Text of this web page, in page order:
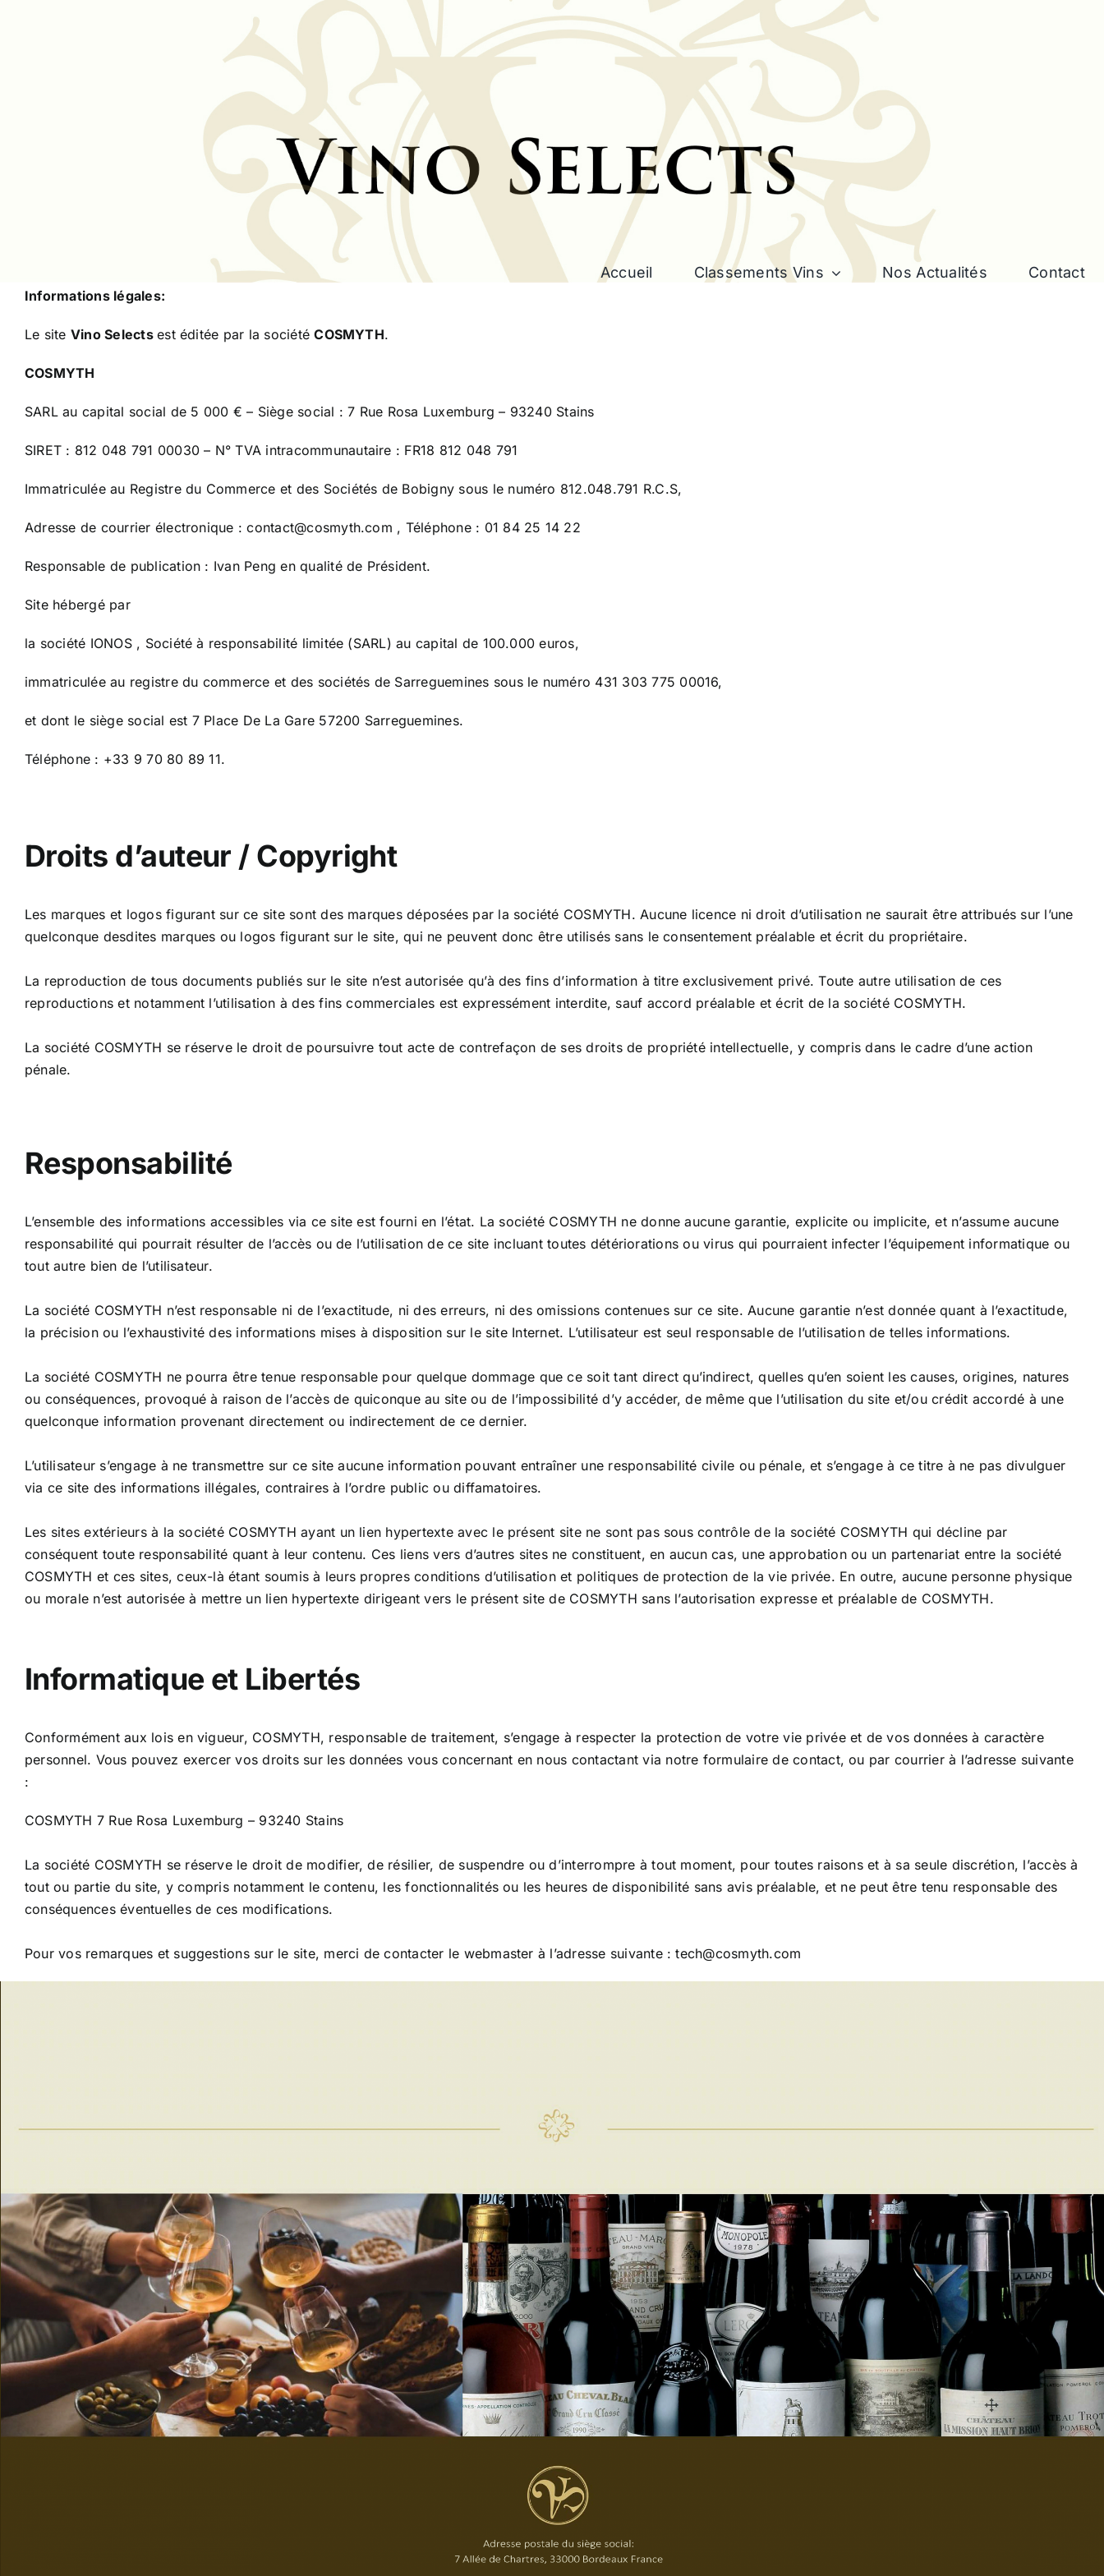
Accueil Classements Vins Nos Actualités Contact
Informations légales:
Le site Vino Selectsest éditée par la sociétéCOSMYTH.
COSMYTH
SARL au capital social de 5 000 € – Siège social : 7 Rue Rosa Luxemburg – 93240 Stains
SIRET : 812 048 791 00030 – N° TVA intracommunautaire : FR18 812 048 791
Immatriculée au Registre du Commerce et des Sociétés de Bobigny sous le numéro 812.048.791 R.C.S,
Adresse de courrier électronique : contact@cosmyth.com , Téléphone : 01 84 25 14 22
Responsable de publication : Ivan Peng en qualité de Président.
Site hébergé par
la société IONOS , Société à responsabilité limitée (SARL) au capital de 100.000 euros,
immatriculée au registre du commerce et des sociétés de Sarreguemines sous le numéro 431 303 775 00016,
et dont le siège social est 7 Place De La Gare 57200 Sarreguemines.
Téléphone : +33 9 70 80 89 11.
Droits d’auteur / Copyright
Les marques et logos figurant sur ce site sont des marques déposées par la société COSMYTH. Aucune licence ni droit d’utilisation ne saurait être attribués sur l’une
quelconque desdites marques ou logos figurant sur le site, qui ne peuvent donc être utilisés sans le consentement préalable et écrit du propriétaire.
La reproduction de tous documents publiés sur le site n’est autorisée qu’à des fins d’information à titre exclusivement privé. Toute autre utilisation de ces
reproductions et notamment l’utilisation à des fins commerciales est expressément interdite, sauf accord préalable et écrit de la société COSMYTH.
La société COSMYTH se réserve le droit de poursuivre tout acte de contrefaçon de ses droits de propriété intellectuelle, y compris dans le cadre d’une action
pénale.
Responsabilité
L’ensemble des informations accessibles via ce site est fourni en l’état. La société COSMYTH ne donne aucune garantie, explicite ou implicite, et n’assume aucune
responsabilité qui pourrait résulter de l’accès ou de l’utilisation de ce site incluant toutes détériorations ou virus qui pourraient infecter l’équipement informatique ou
tout autre bien de l’utilisateur.
La société COSMYTH n’est responsable ni de l’exactitude, ni des erreurs, ni des omissions contenues sur ce site. Aucune garantie n’est donnée quant à l’exactitude,
la précision ou l’exhaustivité des informations mises à disposition sur le site Internet. L’utilisateur est seul responsable de l’utilisation de telles informations.
La société COSMYTH ne pourra être tenue responsable pour quelque dommage que ce soit tant direct qu’indirect, quelles qu’en soient les causes, origines, natures
ou conséquences, provoqué à raison de l’accès de quiconque au site ou de l’impossibilité d’y accéder, de même que l’utilisation du site et/ou crédit accordé à une
quelconque information provenant directement ou indirectement de ce dernier.
L’utilisateur s’engage à ne transmettre sur ce site aucune information pouvant entraîner une responsabilité civile ou pénale, et s’engage à ce titre à ne pas divulguer
via ce site des informations illégales, contraires à l’ordre public ou diffamatoires.
Les sites extérieurs à la société COSMYTH ayant un lien hypertexte avec le présent site ne sont pas sous contrôle de la société COSMYTH qui décline par
conséquent toute responsabilité quant à leur contenu. Ces liens vers d’autres sites ne constituent, en aucun cas, une approbation ou un partenariat entre la société
COSMYTH et ces sites, ceux-là étant soumis à leurs propres conditions d’utilisation et politiques de protection de la vie privée. En outre, aucune personne physique
ou morale n’est autorisée à mettre un lien hypertexte dirigeant vers le présent site de COSMYTH sans l’autorisation expresse et préalable de COSMYTH.
Informatique et Libertés
Conformément aux lois en vigueur, COSMYTH, responsable de traitement, s’engage à respecter la protection de votre vie privée et de vos données à caractère
personnel. Vous pouvez exercer vos droits sur les données vous concernant en nous contactant via notre formulaire de contact, ou par courrier à l’adresse suivante
:
COSMYTH 7 Rue Rosa Luxemburg – 93240 Stains
La société COSMYTH se réserve le droit de modifier, de résilier, de suspendre ou d’interrompre à tout moment, pour toutes raisons et à sa seule discrétion, l’accès à
tout ou partie du site, y compris notamment le contenu, les fonctionnalités ou les heures de disponibilité sans avis préalable, et ne peut être tenu responsable des
conséquences éventuelles de ces modifications.
Pour vos remarques et suggestions sur le site, merci de contacter le webmaster à l’adresse suivante : tech@cosmyth.com